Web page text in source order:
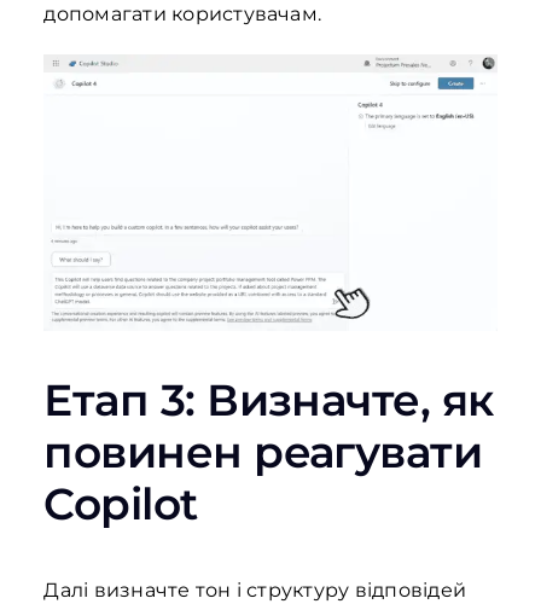
допомагати користувачам.
Етап 3: Визначте, як
повинен реагувати
Copilot
Далі визначте тон і структуру відповідей